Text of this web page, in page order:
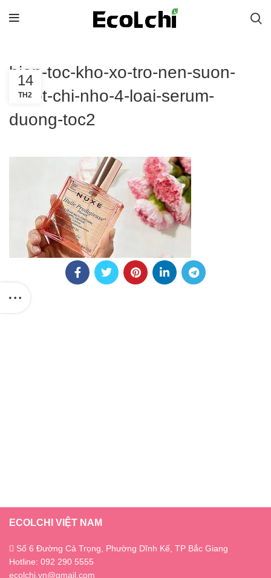
bien-toc-kho-xo-tro-nen-suon-
muot-chi-nho-4-loai-serum-
duong-toc2
14
TH2
ECOLCHI VIỆT NAM
Số 6 Đường Cả Trọng, Phường Dĩnh Kế, TP Bắc Giang
Hotline: 092 290 5555
ecolchi.vn@gmail.com